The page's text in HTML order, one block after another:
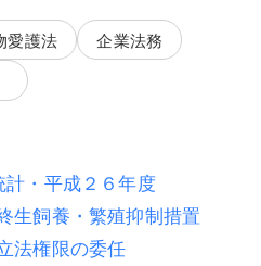
愛護法
企業法務
・平成２６年度
生飼養・繁殖抑制措置
法権限の委任